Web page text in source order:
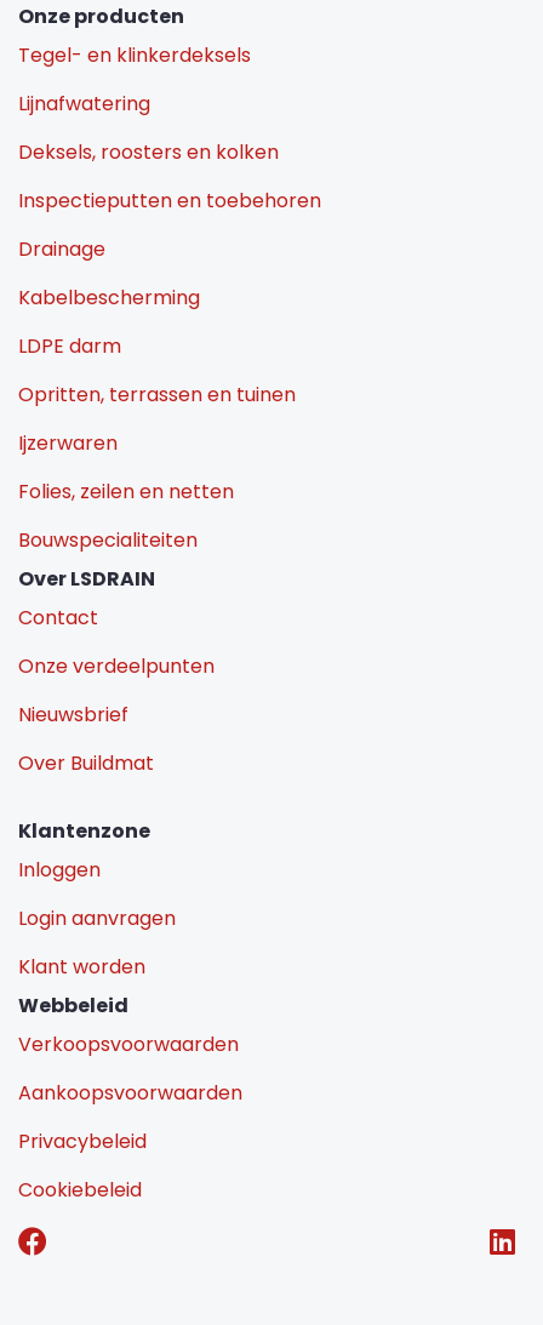
Onze producten
Tegel- en klinkerdeksels
Lijnafwatering
Deksels, roosters en kolken
Inspectieputten en toebehoren
Drainage
Kabelbescherming
LDPE darm
Opritten, terrassen en tuinen
Ijzerwaren
Folies, zeilen en netten
Bouwspecialiteiten
Over LSDRAIN
Contact
Onze verdeelpunten
Nieuwsbrief
Over Buildmat
Klantenzone
Inloggen
Login aanvragen
Klant worden
Webbeleid
Verkoopsvoorwaarden
Aankoopsvoorwaarden
Privacybeleid
Cookiebeleid